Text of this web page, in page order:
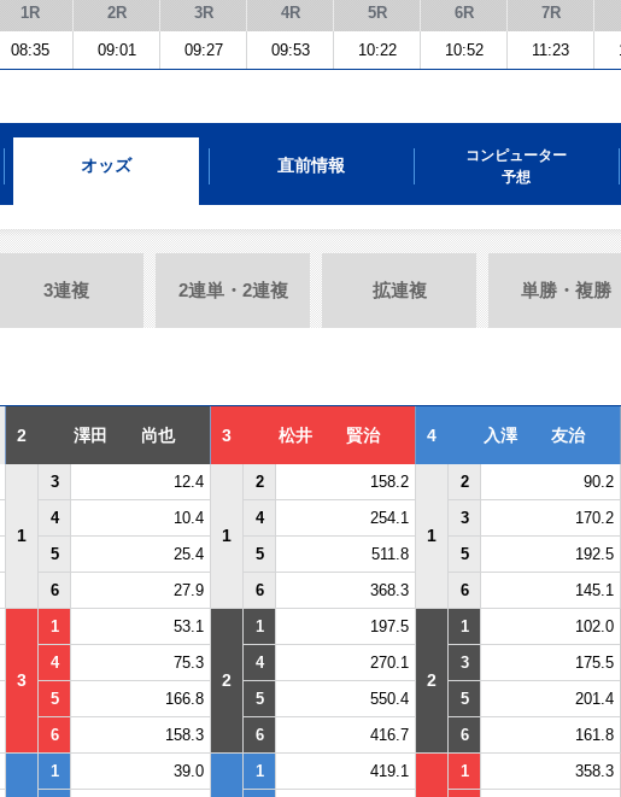
1R 2R 3R 4R 5R 6R 7R
08:35 09:01 09:27 09:53 10:22 10:52 11:23
オッズ 直前情報
コンピューター
予想
3連複 2連単・2連複 拡連複 単勝・複勝
2 澤田 尚也 3 松井 賢治 4 入澤 友治
1
3 12.4
1
2 158.2
1
2 90.2
4 10.4 4 254.1 3 170.2
5 25.4 5 511.8 5 192.5
6 27.9 6 368.3 6 145.1
3
1 53.1
2
1 197.5
2
1 102.0
4 75.3 4 270.1 3 175.5
5 166.8 5 550.4 5 201.4
6 158.3 6 416.7 6 161.8
1 39.0 1 419.1 1 358.3